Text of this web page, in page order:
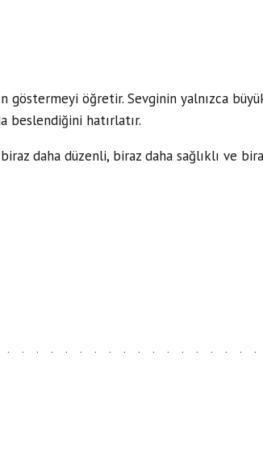
göstermeyi öğretir. Sevginin yalnızca
beslendiğini hatırlatır.
daha düzenli, biraz daha sağlıklı ve